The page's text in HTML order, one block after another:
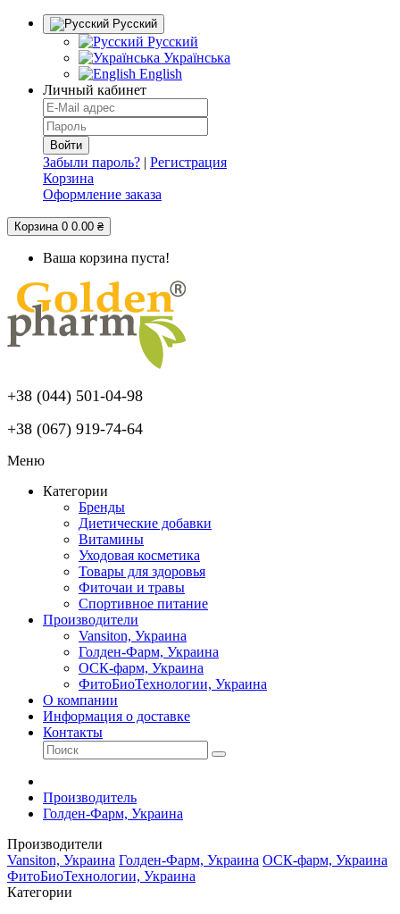
Русский
Русский
Українська
English
Личный кабинет
Забыли пароль? | Регистрация
Корзина
Оформление заказа
Корзина 0 0.00 ₴
Ваша корзина пуста!
+38 (044) 501-04-98
+38 (067) 919-74-64
Меню
Категории
Бренды
Диетические добавки
Витамины
Уходовая косметика
Товары для здоровья
Фиточаи и травы
Спортивное питание
Производители
Vansiton, Украина
Голден-Фарм, Украина
ОСК-фарм, Украина
ФитоБиоТехнологии, Украина
О компании
Информация о доставке
Контакты
Производитель
Голден-Фарм, Украина
Производители
Vansiton, Украина Голден-Фарм, Украина ОСК-фарм, Украина
ФитоБиоТехнологии, Украина
Категории